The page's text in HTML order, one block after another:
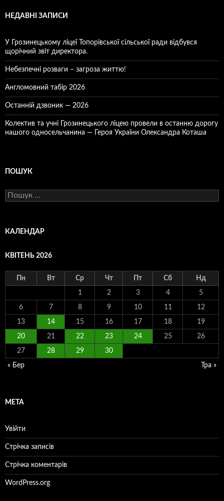
НЕДАВНІ ЗАПИСИ
У Грозинецькому ліцеї Топорівської сільської ради відбувся
щорічний звіт директора.
Небезпечні розваги – загроза життю!
Англомовний табір 2026
Останній дзвоник — 2026
Колектив та учні Грозинецького ліцею провели в останню дорогу
нашого односельчанина — Героя України Олександра Коташа
ПОШУК
Пошук:
КАЛЕНДАР
КВІТЕНЬ 2026
Пн Вт Ср Чт Пт Сб Нд
1 2 3 4 5
6 7 8 9 10 11 12
13 14 15 16 17 18 19
20 21 22 23 24 25 26
27 28 29 30
« Бер Тра »
МЕТА
Увійти
Стрічка записів
Стрічка коментарів
WordPress.org